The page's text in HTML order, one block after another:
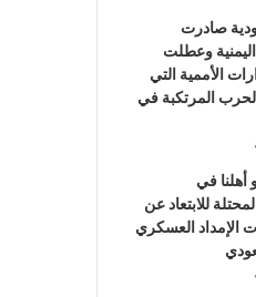
صادرت
وعطلت
الأممية التي
المرتكبة في
أهلنا في
للابتعاد عن
الإمداد العسكري